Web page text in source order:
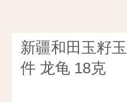
新疆和田玉籽
件 龙龟 18克